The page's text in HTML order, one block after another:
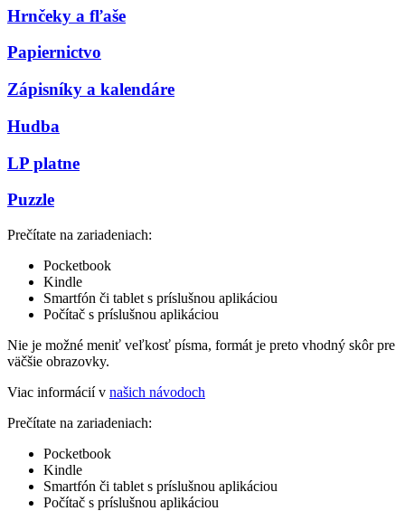
Hrnčeky a fľaše
Papiernictvo
Zápisníky a kalendáre
Hudba
LP platne
Puzzle
Prečítate na zariadeniach:
Pocketbook
Kindle
Smartfón či tablet s príslušnou aplikáciou
Počítač s príslušnou aplikáciou
Nie je možné meniť veľkosť písma, formát je preto vhodný skôr pre
väčšie obrazovky.
Viac informácií v našich návodoch
Prečítate na zariadeniach:
Pocketbook
Kindle
Smartfón či tablet s príslušnou aplikáciou
Počítač s príslušnou aplikáciou